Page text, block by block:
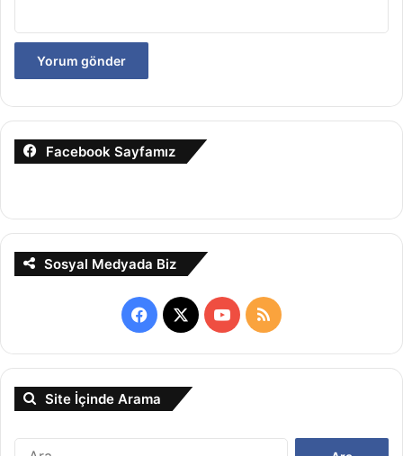
Facebook Sayfamız
Sosyal Medyada Biz
Facebook
X YouTube
RSS
Site İçinde Arama